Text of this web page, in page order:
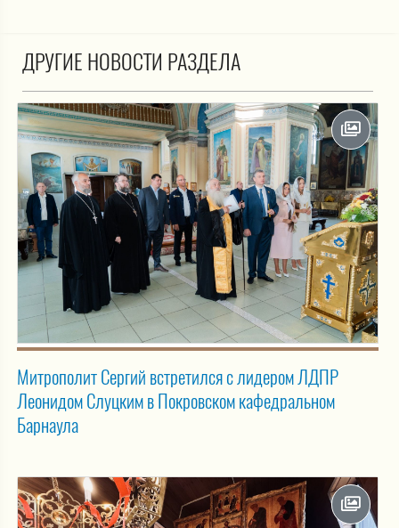
ДРУГИЕ НОВОСТИ РАЗДЕЛА
Митрополит Сергий встретился с лидером ЛДПР
Леонидом Слуцким в Покровском кафедральном
Барнаула